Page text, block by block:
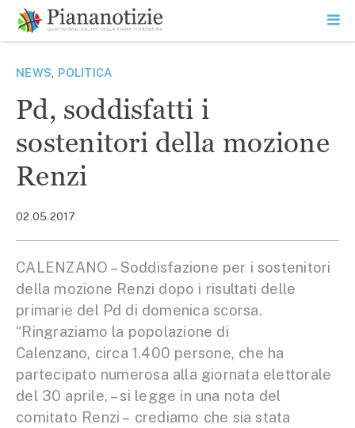
contenuto
SEARCH
NEWS POLITICA
Pd, soddisfatti i
sostenitori della mozione
Renzi
02.05.2017
CALENZANO – Soddisfazione per i sostenitori
della mozione Renzi dopo i risultati delle
primarie del Pd di domenica scorsa.
“Ringraziamo la popolazione di
Calenzano, circa 1.400 persone, che ha
partecipato numerosa alla giornata elettorale
del 30 aprile, – si legge in una nota del
comitato Renzi – crediamo che sia stata